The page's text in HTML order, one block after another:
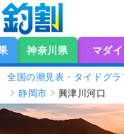
神奈川県 マダイ
全国の潮見表・タイドグラ
静岡市
興津川河口